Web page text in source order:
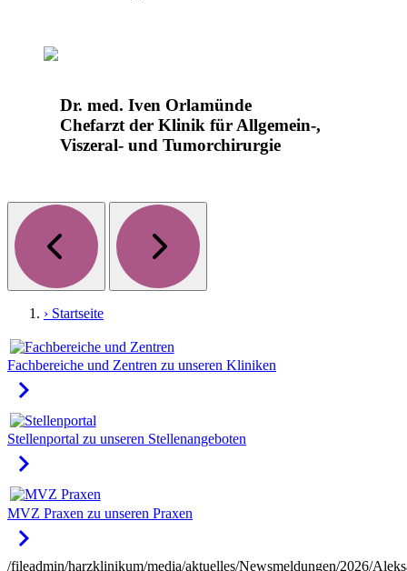
Dr. med. Iven Orlamünde
Chefarzt der Klinik für Allgemein-,
Viszeral- und Tumorchirurgie
› Startseite
Fachbereiche und Zentren zu unseren Kliniken
keyboard_arrow_right
Stellenportal zu unseren Stellenangeboten
keyboard_arrow_right
MVZ Praxen zu unseren Praxen
keyboard_arrow_right
/fileadmin/harzklinikum/media/aktuelles/Newsmeldungen/2026/